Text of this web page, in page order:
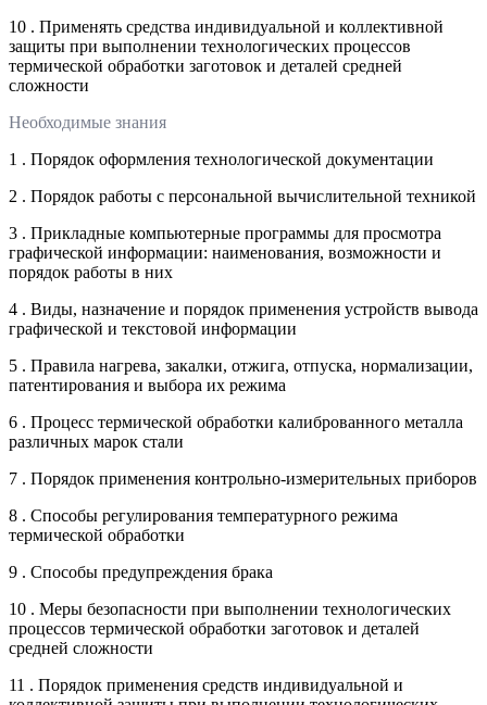
10 . Применять средства индивидуальной и коллективной
защиты при выполнении технологических процессов
термической обработки заготовок и деталей средней
сложности
Необходимые знания
1 . Порядок оформления технологической документации
2 . Порядок работы с персональной вычислительной техникой
3 . Прикладные компьютерные программы для просмотра
графической информации: наименования, возможности и
порядок работы в них
4 . Виды, назначение и порядок применения устройств вывода
графической и текстовой информации
5 . Правила нагрева, закалки, отжига, отпуска, нормализации,
патентирования и выбора их режима
6 . Процесс термической обработки калиброванного металла
различных марок стали
7 . Порядок применения контрольно-измерительных приборов
8 . Способы регулирования температурного режима
термической обработки
9 . Способы предупреждения брака
10 . Меры безопасности при выполнении технологических
процессов термической обработки заготовок и деталей
средней сложности
11 . Порядок применения средств индивидуальной и